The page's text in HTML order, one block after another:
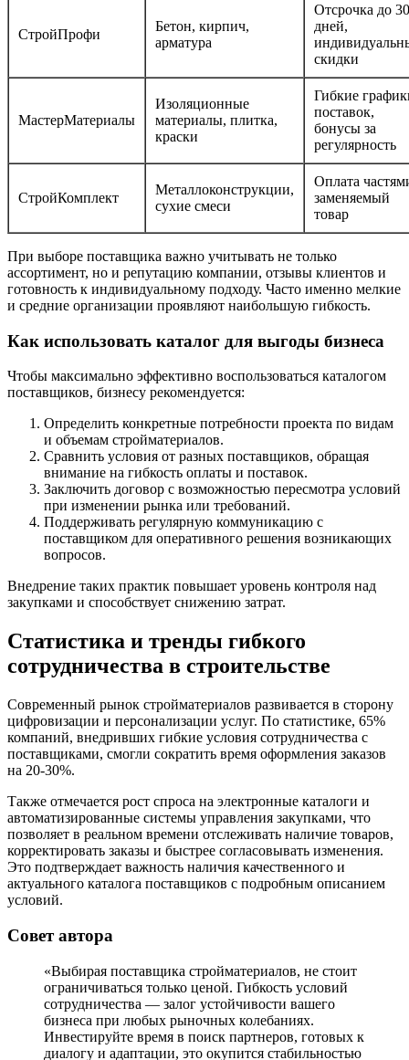
СтройПрофи
Бетон, кирпич,
арматура
Отсрочка до 30
дней,
скидки
МастерМатериалы
Изоляционные
материалы, плитка,
краски
Гибкие
поставок,
бонусы за
регулярность
СтройКомплект
Металлоконструкции,
сухие смеси
Оплата
заменяемый
товар
При выборе поставщика важно учитывать не только
ассортимент, но и репутацию компании, отзывы клиентов и
готовность к индивидуальному подходу. Часто именно мелкие
и средние организации проявляют наибольшую гибкость.
Как использовать каталог для выгоды бизнеса
Чтобы максимально эффективно воспользоваться каталогом
поставщиков, бизнесу рекомендуется:
Определить конкретные потребности проекта по видам
и объемам стройматериалов.
Сравнить условия от разных поставщиков, обращая
внимание на гибкость оплаты и поставок.
Заключить договор с возможностью пересмотра условий
при изменении рынка или требований.
Поддерживать регулярную коммуникацию с
поставщиком для оперативного решения возникающих
вопросов.
Внедрение таких практик повышает уровень контроля над
закупками и способствует снижению затрат.
Статистика и тренды гибкого
сотрудничества в строительстве
Современный рынок стройматериалов развивается в сторону
цифровизации и персонализации услуг. По статистике, 65%
компаний, внедривших гибкие условия сотрудничества с
поставщиками, смогли сократить время оформления заказов
на 20-30%.
Также отмечается рост спроса на электронные каталоги и
автоматизированные системы управления закупками, что
позволяет в реальном времени отслеживать наличие товаров,
корректировать заказы и быстрее согласовывать изменения.
Это подтверждает важность наличия качественного и
актуального каталога поставщиков с подробным описанием
условий.
Совет автора
«Выбирая поставщика стройматериалов, не стоит
ограничиваться только ценой. Гибкость условий
сотрудничества — залог устойчивости вашего
бизнеса при любых рыночных колебаниях.
Инвестируйте время в поиск партнеров, готовых к
диалогу и адаптации, это окупится стабильностью